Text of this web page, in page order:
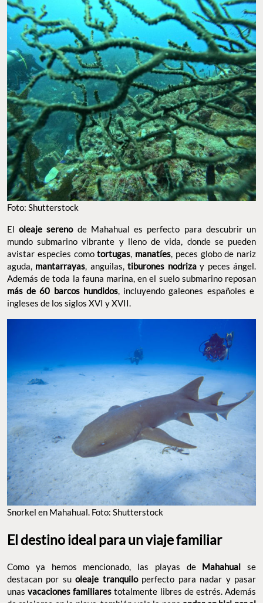
Foto: Shutterstock
Eloleaje serenode Mahahual es perfecto para descubrir un
mundo submarino vibrante y lleno de vida, donde se pueden
avistar especies comotortugas, manatíes, peces globo de nariz
aguda, mantarrayas, anguilas,tiburones nodrizay peces ángel.
Además de toda la fauna marina, en el suelo submarino reposan
más de 60 barcos hundidos, incluyendo galeones españoles e
ingleses de los siglos XVI y XVII.
Snorkel en Mahahual. Foto: Shutterstock
El destino ideal para un viaje familiar
Como ya hemos mencionado, las playas de Mahahual se
destacan por suoleaje tranquilo perfecto para nadar y pasar
unasvacaciones familiares totalmente libres de estrés. Además